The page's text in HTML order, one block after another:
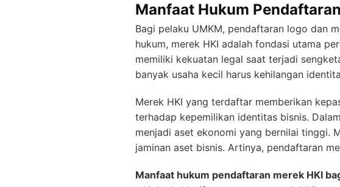
Manfaat Hukum
Bagi pelaku UMKM, pendaftaran logo dan
hukum, merek HKI adalah fondasi utama
memiliki kekuatan legal saat terjadi
banyak usaha kecil harus kehilangan
Merek HKI yang terdaftar memberikan
terhadap kepemilikan identitas bisnis.
menjadi aset ekonomi yang bernilai tinggi.
jaminan aset bisnis. Artinya, pendaftaran
Manfaat hukum pendaftaran merek HKI